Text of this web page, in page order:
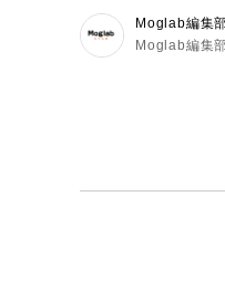
Moglab編集
Moglab編集